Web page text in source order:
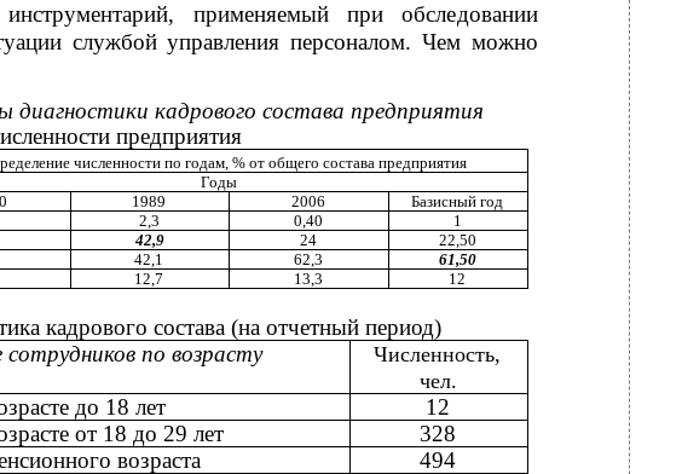
применяемый при обследовании
службой управления персоналом. Чем можно
диагностики кадрового состава предприятия
предприятия
численности по годам, % от общего состава предприятия
Годы
1989 2006
Базисный год
2,3 0,40
1
42,9 24
22,50
42,1 62,3
61,50
12,7 13,3 12
кадрового состава (на отчетный период)
сотрудников по возрасту
Численность,
чел.
до 18 лет
12
от 18 до 29 лет
328
возраста
494